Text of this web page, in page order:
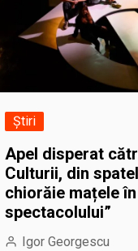
Știri
Apel disperat
Culturii, din
chiorăie mațele
spectacolului”
Igor Georgescu